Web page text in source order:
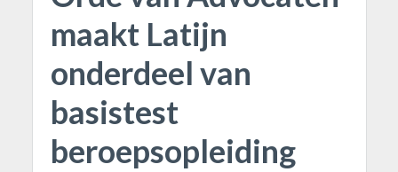
maakt Latijn
onderdeel van
basistest
beroepsopleiding